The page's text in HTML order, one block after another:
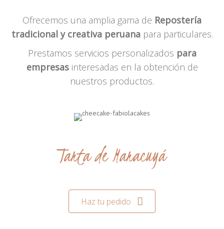
Ofrecemos una amplia gama de Repostería
tradicional y creativa peruanapara particulares.
Prestamos servicios personalizados para
empresasinteresadas en la obtención de
nuestros productos.
Tarta de Maracuyá
Haz tu pedido